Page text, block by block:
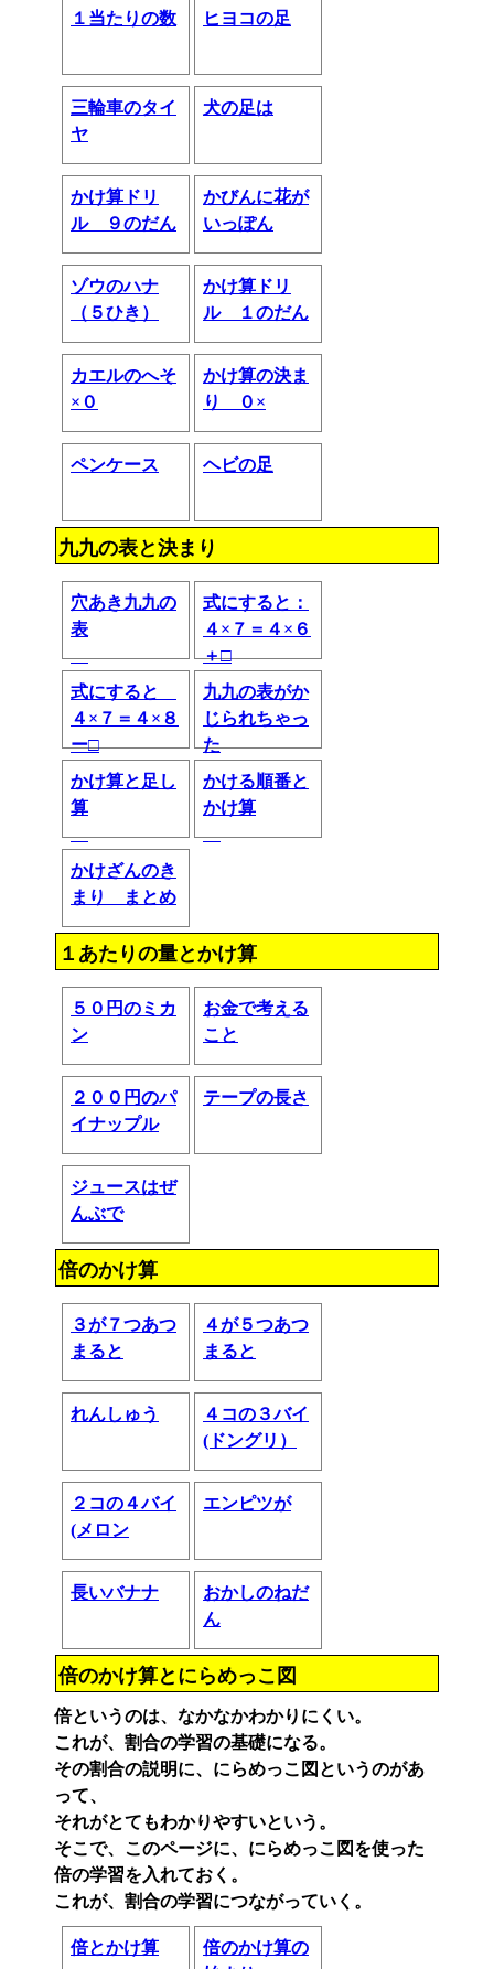
１当たりの数 ヒヨコの足
三輪車のタイ
ヤ
犬の足は
かけ算ドリ
ル ９のだん
かびんに花が
いっぽん
ゾウのハナ
（５ひき）
かけ算ドリ
ル １のだん
カエルのへそ
×０
かけ算の決ま
り ０×
ペンケース ヘビの足
九九の表と決まり
穴あき九九の
表
式にすると：
４×７＝４×６
＋□
式にすると
４×７＝４×８
ー□
九九の表がか
じられちゃっ
た
かけ算と足し
算
かける順番と
かけ算
かけざんのき
まり まとめ
１あたりの量とかけ算
５０円のミカ
ン
お金で考える
こと
２００円のパ
イナップル
テープの長さ
ジュースはぜ
んぶで
倍のかけ算
３が７つあつ
まると
４が５つあつ
まると
れんしゅう
４コの３バイ
(ドングリ）
２コの４バイ
(メロン
エンピツが
長いバナナ
おかしのねだ
ん
倍のかけ算とにらめっこ図
倍というのは、なかなかわかりにくい。
これが、割合の学習の基礎になる。
その割合の説明に、にらめっこ図というのがあ
って、
それがとてもわかりやすいという。
そこで、このページに、にらめっこ図を使った
倍の学習を入れておく。
これが、割合の学習につながっていく。
倍とかけ算
倍のかけ算の